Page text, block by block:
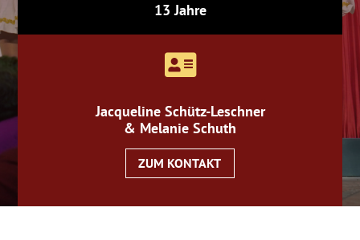
13 Jahre

Jacqueline Schütz-Leschner
& Melanie Schuth
ZUM KONTAKT